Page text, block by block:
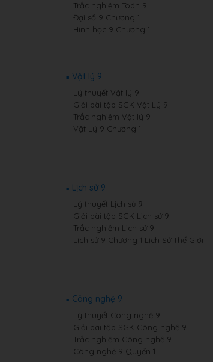
Trắc nghiệm Toán 9
Đại số 9 Chương 1
Hình học 9 Chương 1
Vật lý 9
Lý thuyết Vật lý 9
Giải bài tập SGK Vật Lý 9
Trắc nghiệm Vật lý 9
Vật Lý 9 Chương 1
Lịch sử 9
Lý thuyết Lịch sử 9
Giải bài tập SGK Lịch sử 9
Trắc nghiệm Lịch sử 9
Lịch sử 9 Chương 1 Lịch Sử Thế Giới
Công nghệ 9
Lý thuyết Công nghệ 9
Giải bài tập SGK Công nghệ 9
Trắc nghiệm Công nghệ 9
Công nghệ 9 Quyển 1